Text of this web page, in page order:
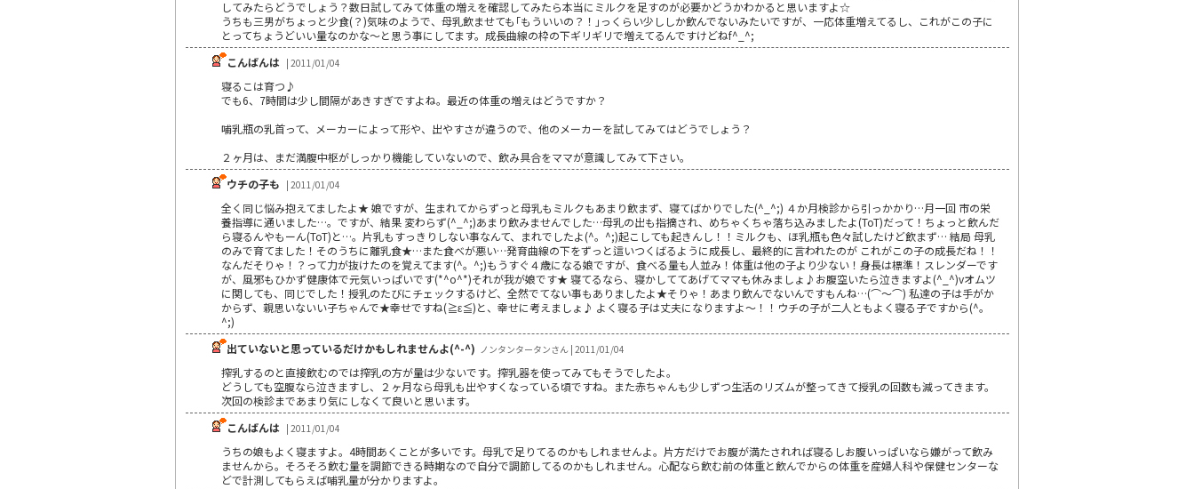
してみたらどうでしょう？数日試してみて体重の増えを確認してみたら本当にミルクを足すのが必要かどうかわかると思いますよ☆
うちも三男がちょっと少食(？)気味のようで、母乳飲ませても｢もういいの？！｣っくらい少ししか飲んでないみたいですが、一応体重増えてるし、これがこの子に
とってちょうどいい量なのかな～と思う事にしてます。成長曲線の枠の下ギリギリで増えてるんですけどねf^_^;
こんばんは | 2011/01/04
寝るこは育つ♪
でも6、7時間は少し間隔があきすぎですよね。最近の体重の増えはどうですか？
哺乳瓶の乳首って、メーカーによって形や、出やすさが違うので、他のメーカーを試してみてはどうでしょう？
２ヶ月は、まだ満腹中枢がしっかり機能していないので、飲み具合をママが意識してみて下さい。
ウチの子も | 2011/01/04
全く同じ悩み抱えてましたよ★ 娘ですが、生まれてからずっと母乳もミルクもあまり飲まず、寝てばかりでした(^_^;) ４か月検診から引っかかり…月一回 市の栄
養指導に通いました…。ですが、結果 変わらず(^_^;)あまり飲みませんでした…母乳の出も指摘され、めちゃくちゃ落ち込みましたよ(ToT)だって！ちょっと飲んだ
ら寝るんやもーん(ToT)と…。片乳もすっきりしない事なんて、まれでしたよ(^。^;)起こしても起きんし！！ミルクも、ほ乳瓶も色々試したけど飲まず… 結局 母乳
のみで育てました！そのうちに離乳食★…また食べが悪い…発育曲線の下をずっと這いつくばるように成長し、最終的に言われたのが これがこの子の成長だね！！
なんだそりゃ！？って力が抜けたのを覚えてます(^。^;)もうすぐ４歳になる娘ですが、食べる量も人並み！体重は他の子より少ない！身長は標準！スレンダーです
が、風邪もひかず健康体で元気いっぱいです(*^o^*)それが我が娘です★ 寝てるなら、寝かしててあげてママも休みましょ♪お腹空いたら泣きますよ(^_^)vオムツ
に関しても、同じでした！授乳のたびにチェックするけど、全然でてない事もありましたよ★そりゃ！あまり飲んでないんですもんね…(⌒～⌒) 私達の子は手がか
からず、親思いないい子ちゃんで★幸せですね(≧ε≦)と、幸せに考えましょ♪ よく寝る子は丈夫になりますよ～！！ウチの子が二人ともよく寝る子ですから(^。
^;)
出ていないと思っているだけかもしれませんよ(^-^) ノンタンタータンさん | 2011/01/04
搾乳するのと直接飲むのでは搾乳の方が量は少ないです。搾乳器を使ってみてもそうでしたよ。
どうしても空腹なら泣きますし、２ヶ月なら母乳も出やすくなっている頃ですね。また赤ちゃんも少しずつ生活のリズムが整ってきて授乳の回数も減ってきます。
次回の検診まであまり気にしなくて良いと思います。
こんばんは | 2011/01/04
うちの娘もよく寝ますよ。4時間あくことが多いです。母乳で足りてるのかもしれませんよ。片方だけでお腹が満たされれば寝るしお腹いっぱいなら嫌がって飲み
ませんから。そろそろ飲む量を調節できる時期なので自分で調節してるのかもしれません。心配なら飲む前の体重と飲んでからの体重を産婦人科や保健センターな
どで計測してもらえば哺乳量が分かりますよ。